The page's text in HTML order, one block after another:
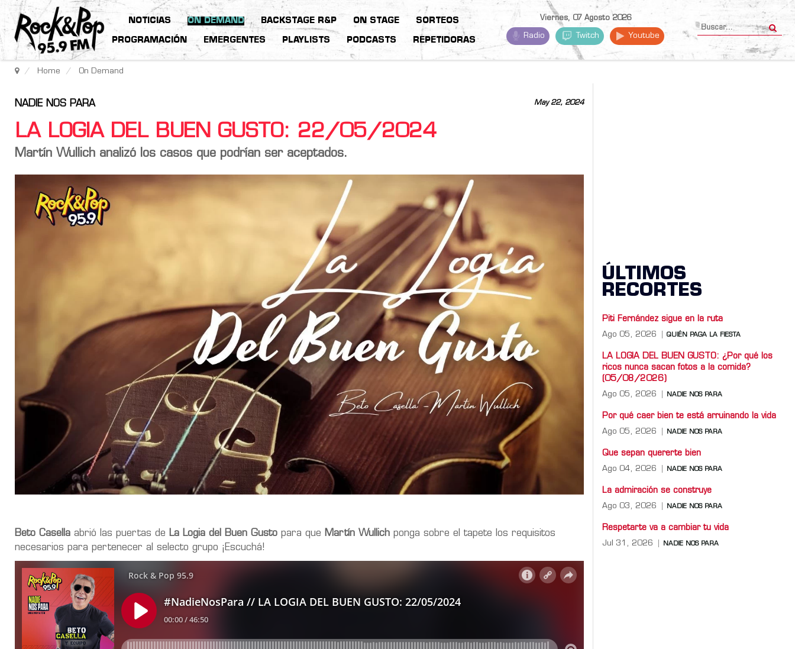
NOTICIAS ON DEMAND BACKSTAGE R&P ON STAGE SORTEOS
PROGRAMACIÓN EMERGENTES PLAYLISTS PODCASTS REPETIDORAS
Viernes, 07 Agosto 2026
Radio Twitch Youtube
Home On Demand
May 22, 2024
NADIE NOS PARA
LA LOGIA DEL BUEN GUSTO: 22/05/2024
Martín Wullich analizó los casos que podrían ser aceptados.
Beto Casella abrió las puertas de La Logia del Buen Gusto para que Martín Wullich ponga sobre el tapete los requisitos
necesarios para pertenecer al selecto grupo ¡Escuchá!
ÚLTIMOS
RECORTES
Piti Fernández sigue en la ruta
Ago 05, 2026 QUIÉN PAGA LA FIESTA
LA LOGIA DEL BUEN GUSTO: ¿Por qué los
ricos nunca sacan fotos a la comida?
(05/08/2026)
Ago 05, 2026 NADIE NOS PARA
Por qué caer bien te está arruinando la vida
Ago 05, 2026 NADIE NOS PARA
Que sepan quererte bien
Ago 04, 2026 NADIE NOS PARA
La admiración se construye
Ago 03, 2026 NADIE NOS PARA
Respetarte va a cambiar tu vida
Jul 31, 2026 NADIE NOS PARA